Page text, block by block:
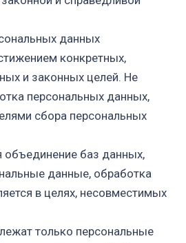
данных
конкретных,
и законных целей. Не
персональных данных,
сбора персональных
объединение баз данных,
данные, обработка
в целях, несовместимых
только персональные